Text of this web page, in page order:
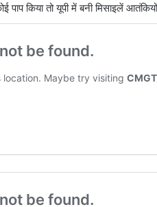
पाप किया तो यूपी में बनी मिसाइलें